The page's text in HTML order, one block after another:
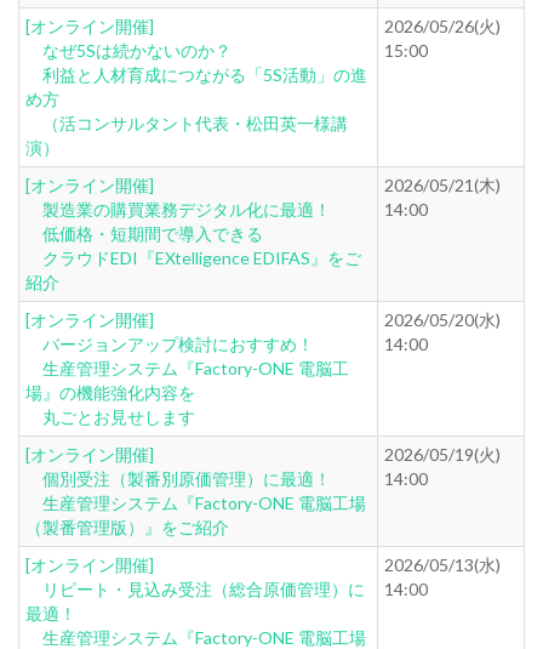
[オンライン開催]
なぜ5Sは続かないのか？
利益と人材育成につながる「5S活動」の進
め方
（活コンサルタント代表・松田英一様講
演）
2026/05/26(火)
15:00
[オンライン開催]
製造業の購買業務デジタル化に最適！
低価格・短期間で導入できる
クラウドEDI『EXtelligence EDIFAS』をご
紹介
2026/05/21(木)
14:00
[オンライン開催]
バージョンアップ検討におすすめ！
生産管理システム『Factory-ONE 電脳工
場』の機能強化内容を
丸ごとお見せします
2026/05/20(水)
14:00
[オンライン開催]
個別受注（製番別原価管理）に最適！
生産管理システム『Factory-ONE 電脳工場
（製番管理版）』をご紹介
2026/05/19(火)
14:00
[オンライン開催]
リピート・見込み受注（総合原価管理）に
最適！
生産管理システム『Factory-ONE 電脳工場
2026/05/13(水)
14:00